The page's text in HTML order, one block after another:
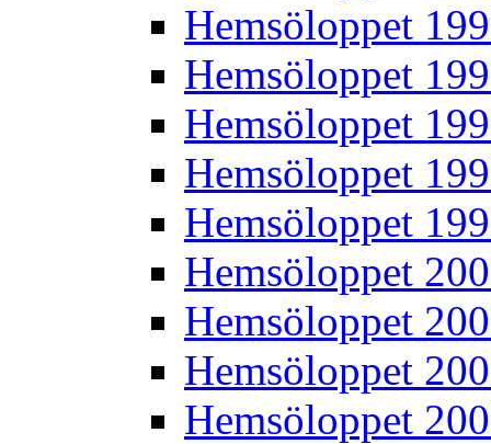
Hemsöloppet
Hemsöloppet
Hemsöloppet
Hemsöloppet
Hemsöloppet
Hemsöloppet
Hemsöloppet
Hemsöloppet
Hemsöloppet